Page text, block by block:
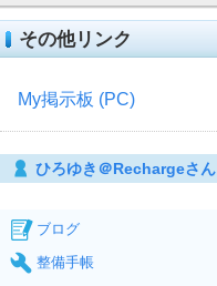
その他リンク
My掲示板 (PC)
ひろゆき＠Rechargeさん
ブログ
整備手帳